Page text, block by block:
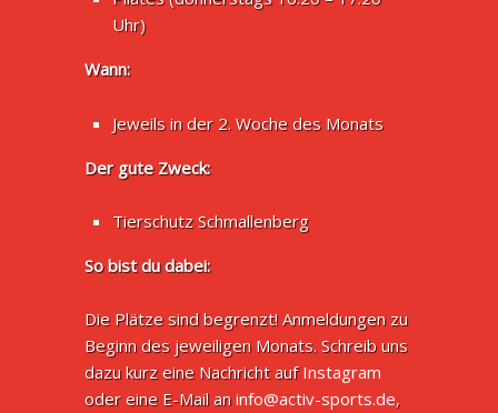
Uhr)
Wann:
Jeweils in der 2. Woche des Monats
Der gute Zweck:
Tierschutz Schmallenberg
So bist du dabei:
Die Plätze sind begrenzt! Anmeldungen zu
Beginn des jeweiligen Monats. Schreib uns
dazu kurz eine Nachricht aufInstagram
oder eine E-Mail aninfo@activ-sports.de,